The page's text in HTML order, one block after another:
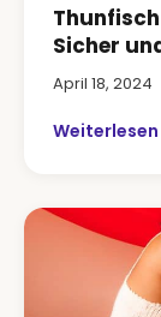
Sicher
April 18, 2024